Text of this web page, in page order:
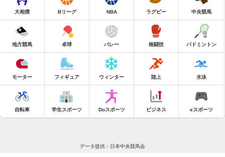
大相撲 Bリーグ NBA ラグビー 中央競馬
地方競馬 卓球 バレー 格闘技 バドミントン
モーター フィギュア ウィンター 陸上 水泳
自転車 学生スポーツ Doスポーツ ビジネス eスポーツ
データ提供：日本中央競馬会